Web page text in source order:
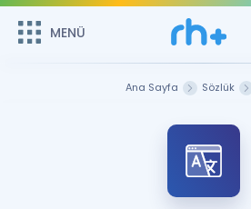
MENÜ
Sepetin Şu An
Remzi Hoca ile seni sınava
bekliyor!
MENÜ
Ana Sayfa Sözlük